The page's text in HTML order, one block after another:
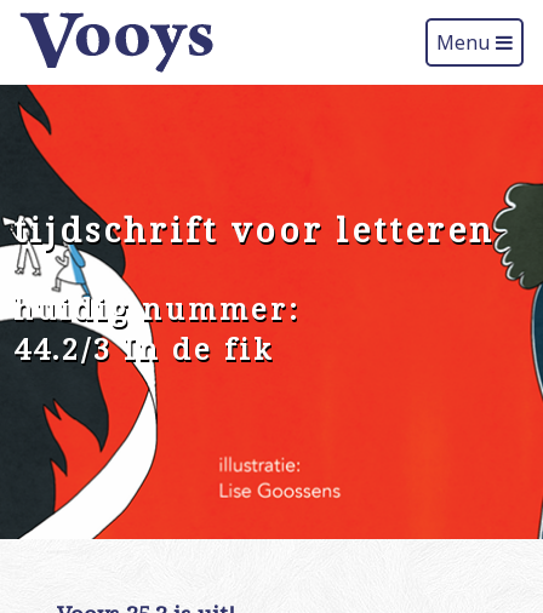
Menu
tijdschrift voor letteren
huidig nummer:
44.2/3 In de fik